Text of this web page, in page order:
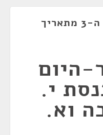
ישיבת ועדה של הכנסת ה-3 מתאריך
היום
י.
וא.